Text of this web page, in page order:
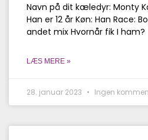
Navn på dit kæledyr: Monty
Han er 12 år Køn: Han Race:
andet mix Hvornår fik I ham?
LÆS MERE »
28. januar 2023 Ingen